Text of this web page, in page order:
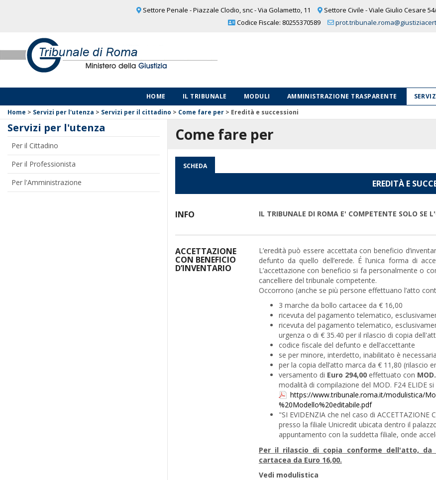
Settore Penale - Piazzale Clodio, snc - Via Golametto, 11
Settore Civile - Viale Giulio Cesare
Codice Fiscale: 80255370589
HOME IL TRIBUNALE MODULI AMMINISTRAZIONE TRASPARENTE
Home > Servizi per l'utenza > Servizi per il cittadino > Come fare per > Eredità e successioni
Servizi per l'utenza
Per il Cittadino
Per il Professionista
Per l'Amministrazione
Come fare per
SCHEDA
EREDITÀ E
INFO IL TRIBUNALE DI ROMA E' COMPETENTE SOLO SE
ACCETTAZIONE
CON BENEFICIO
D’INVENTARIO
L’eredità può essere accettata con beneficio
defunto da quello dell’erede. É l’unica forma di
L’accettazione con beneficio si fa personalmente o
cancelliere del tribunale competente.
Occorrono (anche se più persone effettuano l’atto
3 marche da bollo cartacee da € 16,00
ricevuta del pagamento telematico,
ricevuta del pagamento telematico,
urgenza o di € 35.40 per il rilascio di copia
codice fiscale del defunto e dell’accettante
se per minore, interdetto, inabilitato è
per la copia dell’atto marca da € 11,80 (rilascio
versamento di Euro 294,00effettuato con
modalità di compilazione del MOD. F24 ELIDE
https://www.tribunale.roma.it/modulistica/
%20Modello%20editabile.pdf
"SI EVIDENZIA che nel caso di
presso la filiale Unicredit ubicata dentro il
appuntamento con la suddetta filiale, onde
Per il rilascio di copia conforme dell'atto,
cartacea da Euro 16,00.
Vedi modulistica